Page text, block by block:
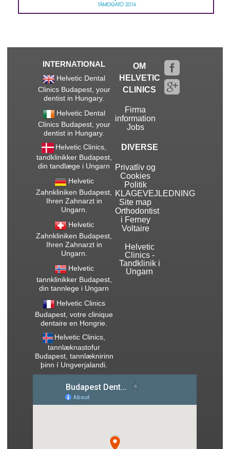
INTERNATIONAL
Helvetic Dental
Clinics Budapest, your
dentist in Hungary.
Helvetic Dental
Clinics Budapest, your
dentist in Hungary.
Helvetic Clinics,
tandklinikker Budapest,
din tandlæge i Ungarn
Helvetic
Zahnkliniken Budapest,
Ihren Zahnarzt in
Ungarn.
Helvetic
Zahnkliniken Budapest,
Ihren Zahnarzt in
Ungarn.
Helvetic
tannklinikker Budapest,
din tannlege i Ungarn
Helvetic Clinics
Budapest, votre clinique
dentaire en Hongrie.
Helvetic Clinics,
tannlæknastofur
Budapest, tannlæknirinn
þinn í Ungverjalandi.
OM
HELVETIC
CLINICS
Firma
information
Jobs
DIVERSE
Privatliv og
Cookies
Politik
KLAGEVEJLEDNING
Site map
Orthodontist
i Ferney
Voltaire
Helvetic
Clinics -
Tandklinik i
Ungarn